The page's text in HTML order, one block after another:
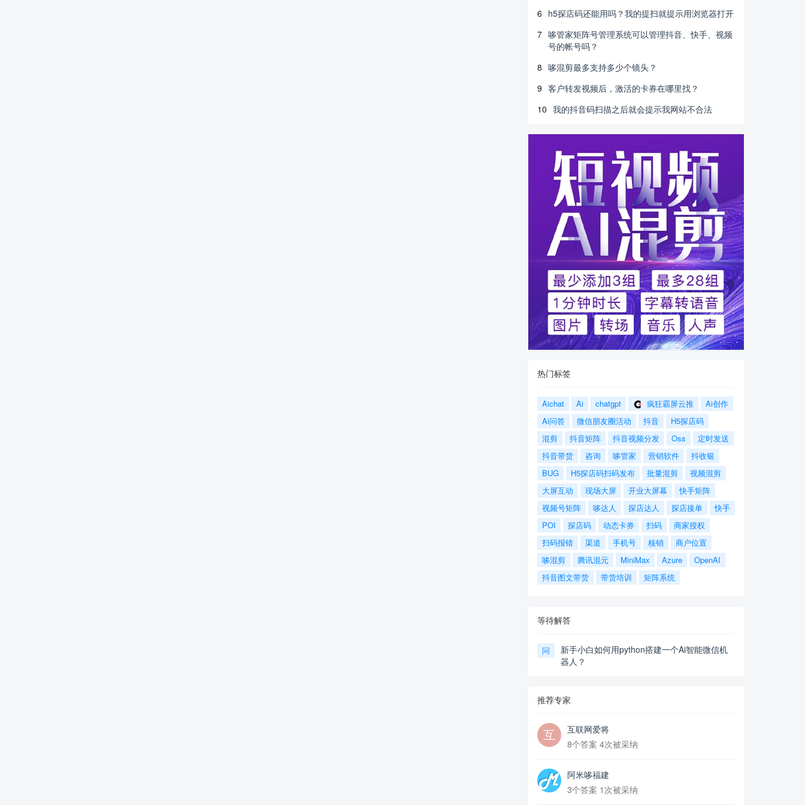
6 h5探店码还能用吗？我的提扫就提示用浏览器打开
7 哆管家矩阵号管理系统可以管理抖音、快手、视频
号的帐号吗？
8 哆混剪最多支持多少个镜头？
9 客户转发视频后，激活的卡券在哪里找？
10 我的抖音码扫描之后就会提示我网站不合法
热门标签
Aichat Ai chatgpt 疯狂霸屏云推
Ai创作
Ai问答
微信朋友圈活动 抖音
H5探店码
混剪
抖音矩阵 抖音视频分发 Oss
定时发送
抖音带货
咨询 哆管家 营销软件
抖收银
BUG
H5探店码扫码发布 批量混剪
视频混剪
大屏互动
现场大屏 开业大屏幕
快手矩阵
视频号矩阵
哆达人 探店达人 探店接单
快手
POI
探店码 动态卡券 扫码
商家授权
扫码报错
渠道 手机号 核销
商户位置
哆混剪
腾讯混元 MiniMax Azure
OpenAI
抖音图文带货
带货培训 矩阵系统
等待解答
问
新手小白如何用python搭建一个Ai智能微信机
器人？
推荐专家
互联网爱将
8个答案 4次被采纳
阿米哆福建
3个答案 1次被采纳